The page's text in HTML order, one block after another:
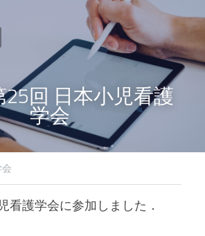
回 日本小児看護
学会
看護学会に参加しました．